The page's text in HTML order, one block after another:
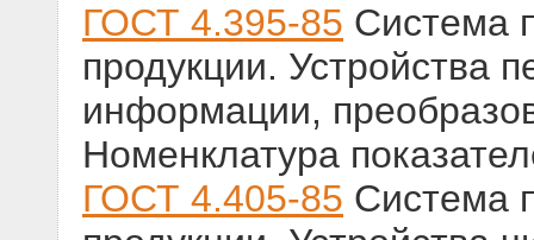
ГОСТ 4.395-85 Система
продукции. Устройства
информации,
Номенклатура
ГОСТ 4.405-85 Система